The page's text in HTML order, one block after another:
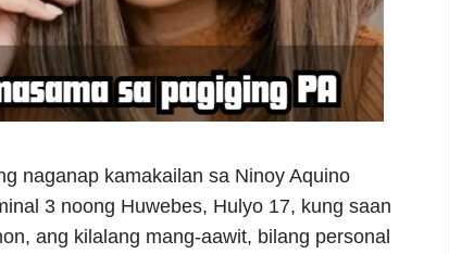
naganap kamakailan sa Ninoy Aquino
3 noong Huwebes, Hulyo 17, kung saan
ang kilalang mang-aawit, bilang personal